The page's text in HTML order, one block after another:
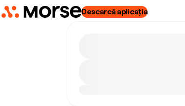
Descarcă aplicația